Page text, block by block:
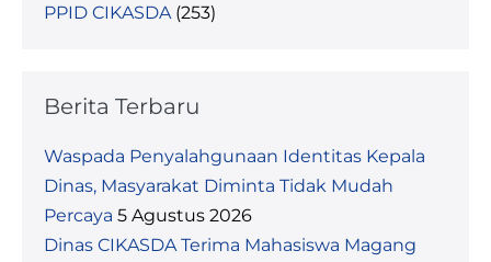
PPID CIKASDA (253)
Berita Terbaru
Waspada Penyalahgunaan Identitas Kepala
Dinas, Masyarakat Diminta Tidak Mudah
Percaya 5 Agustus 2026
Dinas CIKASDA Terima Mahasiswa Magang